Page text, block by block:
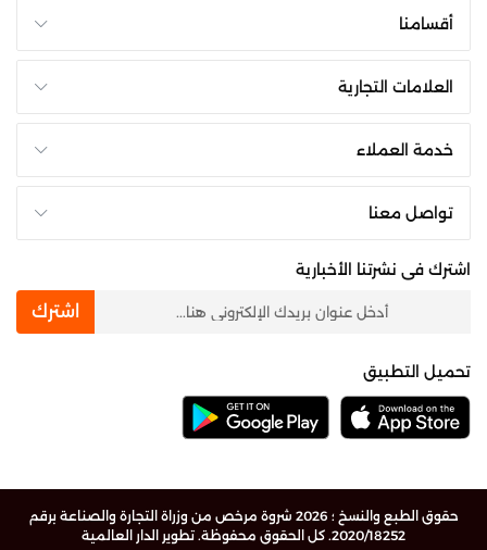
أقسامنا
العلامات التجارية
خدمة العملاء
تواصل معنا
اشترك فى نشرتنا الأخبارية
اشترك
تحميل التطبيق
حقوق الطبع والنسخ ؛ 2026 شروة مرخص من وزراة التجارة والصناعة برقم
2020/18252. كل الحقوق محفوظة.
تطوير الدار العالمية